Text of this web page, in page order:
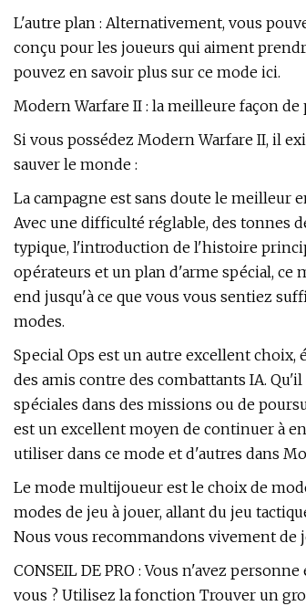
L'autre plan : Alternativement, vous
conçu pour les joueurs qui aiment
pouvez en savoir plus sur ce mode ici.
Modern Warfare II : la meilleure façon
Si vous possédez Modern Warfare II, il
sauver le monde :
La campagne est sans doute le meilleur
Avec une difficulté réglable, des tonnes
typique, l'introduction de l'histoire
opérateurs et un plan d'arme spécial, ce
end jusqu'à ce que vous vous sentiez
modes.
Special Ops est un autre excellent
des amis contre des combattants IA.
spéciales dans des missions ou de
est un excellent moyen de continuer à
utiliser dans ce mode et d'autres dans
Le mode multijoueur est le choix de
modes de jeu à jouer, allant du jeu
Nous vous recommandons vivement
CONSEIL DE PRO : Vous n'avez
vous ? Utilisez la fonction Trouver un